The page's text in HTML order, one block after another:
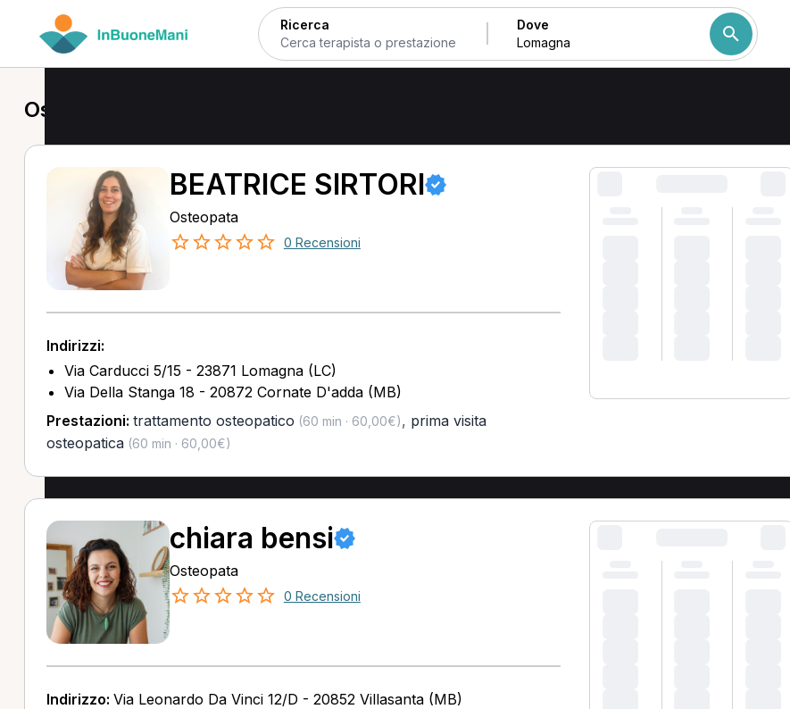
Ricerca Dove
Osteopata a Lomagna
BEATRICE SIRTORI
Osteopata
0 Recensioni
Indirizzi:
Via Carducci 5/15 - 23871 Lomagna (LC)
Via Della Stanga 18 - 20872 Cornate D'adda (MB)
Prestazioni: trattamento osteopatico (60 min · 60,00€), prima visita
osteopatica(60 min · 60,00€)
chiara bensi
Osteopata
0 Recensioni
Indirizzo: Via Leonardo Da Vinci 12/D - 20852 Villasanta (MB)